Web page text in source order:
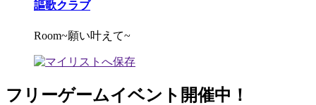
謳歌クラブ
Room~願い叶えて~
フリーゲームイベント開催中！